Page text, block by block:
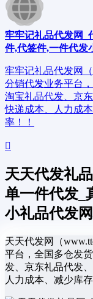
牢牢记礼品代发网_
件,代签件,一件代发
牢牢记礼品代发网
分销代发业务平台
淘宝礼品代发、京
快递成本、人力成
率！！
天天代发礼
单一件代发_
小礼品代发
天天代发网（
平台，全国多仓发
发、京东礼品代发
人力成本、减少库